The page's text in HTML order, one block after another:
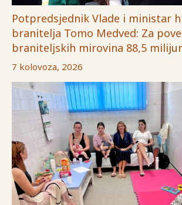
Potpredsjednik Vlade i ministar
branitelja Tomo Medved: Za
braniteljskih mirovina 88,5
7 kolovoza, 2026